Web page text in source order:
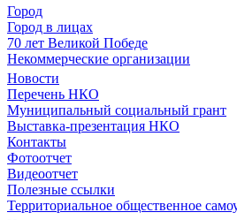
Город
Город в лицах
70 лет Великой Победе
Некоммерческие организации
Новости
Перечень НКО
Муниципальный социальный грант
Выставка-презентация НКО
Контакты
Фотоотчет
Видеоотчет
Полезные ссылки
Территориальное общественное